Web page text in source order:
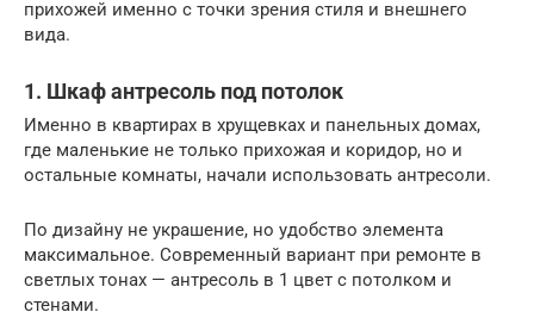
прихожей именно с точки зрения стиля и внешнего
вида.
1. Шкаф антресоль под потолок
Именно в квартирах в хрущевках и панельных домах,
где маленькие не только прихожая и коридор, но и
остальные комнаты, начали использовать антресоли.
По дизайну не украшение, но удобство элемента
максимальное. Современный вариант при ремонте в
светлых тонах — антресоль в 1 цвет с потолком и
стенами.